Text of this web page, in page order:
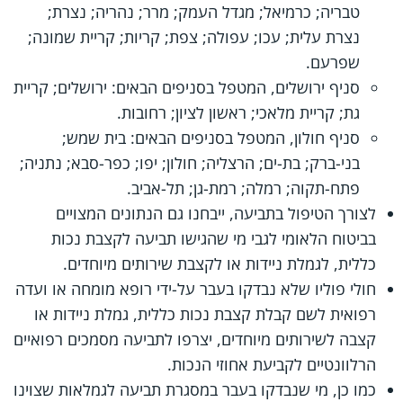
טבריה; כרמיאל; מגדל העמק; מרר; נהריה; נצרת;
נצרת עלית; עכו; עפולה; צפת; קריות; קריית שמונה;
שפרעם.
סניף ירושלים, המטפל בסניפים הבאים: ירושלים; קריית
גת; קריית מלאכי; ראשון לציון; רחובות.
סניף חולון, המטפל בסניפים הבאים: בית שמש;
בני-ברק; בת-ים; הרצליה; חולון; יפו; כפר-סבא; נתניה;
פתח-תקוה; רמלה; רמת-גן; תל-אביב.
לצורך הטיפול בתביעה, ייבחנו גם הנתונים המצויים
בביטוח הלאומי לגבי מי שהגישו תביעה לקצבת נכות
כללית, לגמלת ניידות או לקצבת שירותים מיוחדים.
חולי פוליו שלא נבדקו בעבר על-ידי רופא מומחה או ועדה
רפואית לשם קבלת קצבת נכות כללית, גמלת ניידות או
קצבה לשירותים מיוחדים, יצרפו לתביעה מסמכים רפואיים
הרלוונטיים לקביעת אחוזי הנכות.
כמו כן, מי שנבדקו בעבר במסגרת תביעה לגמלאות שצוינו